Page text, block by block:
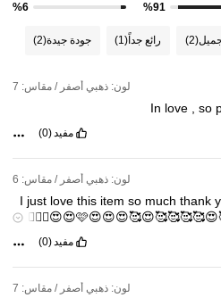
%91
%6
(2) رائع جداً (1) جودة جيدة(2)
لون: ذهبي أصفر / مقاس: 7
In love ,so
مفيد(0)
لون: ذهبي أصفر / مقاس: 6
I just lovethis itemso muchthank
🩷😍😍😍🥰😍🥰🥰🥰🥰😍🥰😍😍😍😍😍😍😍😍🩷🩷🩷🩷😍😍👍🏻👍🏻
مفيد(0)
لون: ذهبي أصفر / مقاس: 7